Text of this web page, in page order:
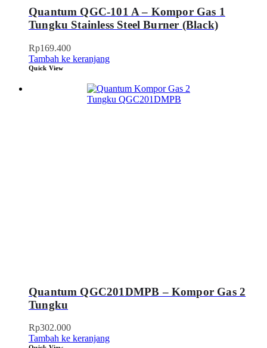
Quantum QGC-101 A – Kompor Gas 1
Tungku Stainless Steel Burner (Black)
Rp169.400
Tambah ke keranjang
Quick View
Quantum QGC201DMPB – Kompor Gas 2
Tungku
Rp302.000
Tambah ke keranjang